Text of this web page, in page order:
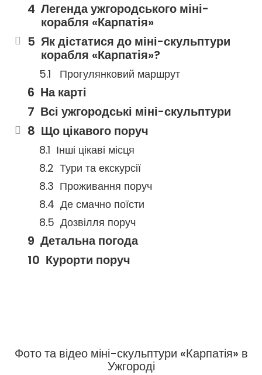
Легенда ужгородського міні-
корабля «Карпатія»
Як дістатися до міні-скульптури
корабля «Карпатія»?
Прогулянковий маршрут
На карті
Всі ужгородські міні-скульптури
Що цікавого поруч
Інші цікаві місця
Тури та екскурсії
Проживання поруч
Де смачно поїсти
Дозвілля поруч
Детальна погода
Курорти поруч
Фото та відео міні-скульптури «Карпатія» в
Ужгороді